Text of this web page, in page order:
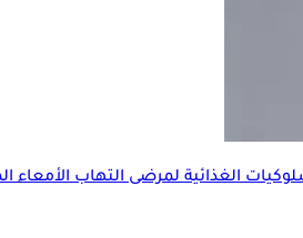
الغذائية لمرضى التهاب الأمعاء